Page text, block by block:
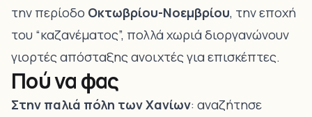
την περίοδο Οκτωβρίου-Νοεμβρίου, την εποχή
του “καζανέματος”, πολλά χωριά διοργανώνουν
γιορτές απόσταξης ανοιχτές για επισκέπτες.
Πού να φας
Στην παλιά πόλη των Χανίων: αναζήτησε